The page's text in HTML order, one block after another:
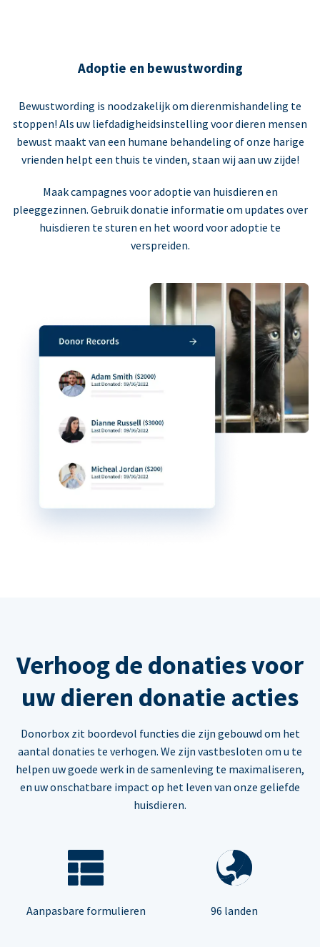
Adoptie en bewustwording
Bewustwording is noodzakelijk om dierenmishandeling te
stoppen! Als uw liefdadigheidsinstelling voor dieren mensen
bewust maakt van een humane behandeling of onze harige
vrienden helpt een thuis te vinden, staan wij aan uw zijde!
Maak campagnes voor adoptie van huisdieren en
pleeggezinnen. Gebruik donatie informatie om updates over
huisdieren te sturen en het woord voor adoptie te
verspreiden.
Verhoog de donaties voor
uw dieren donatie acties
Donorbox zit boordevol functies die zijn gebouwd om het
aantal donaties te verhogen. We zijn vastbesloten om u te
helpen uw goede werk in de samenleving te maximaliseren,
en uw onschatbare impact op het leven van onze geliefde
huisdieren.
Aanpasbare formulieren 96 landen